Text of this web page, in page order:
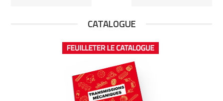
CATALOGUE